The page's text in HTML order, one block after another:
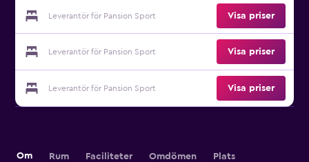
Leverantör för Pansion Sport Visa priser
Leverantör för Pansion Sport Visa priser
Leverantör för Pansion Sport Visa priser
Om Rum Faciliteter Omdömen Plats